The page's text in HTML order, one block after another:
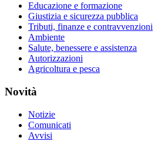
Educazione e formazione
Giustizia e sicurezza pubblica
Tributi, finanze e contravvenzioni
Ambiente
Salute, benessere e assistenza
Autorizzazioni
Agricoltura e pesca
Novità
Notizie
Comunicati
Avvisi